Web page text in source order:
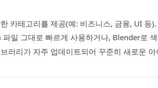
카테고리를 제공(예: 비즈니스, 금융, UI 등).
파일 그대로 빠르게 사용하거나, Blender로
러리가 자주 업데이트되어 꾸준히 새로운